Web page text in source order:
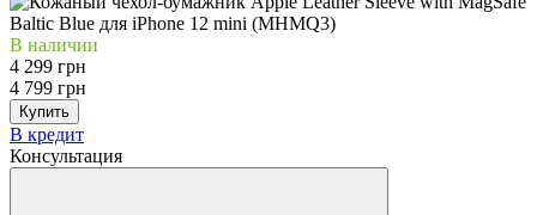
В наличии
4 299 грн
4 799 грн
Купить
В кредит
Консультация